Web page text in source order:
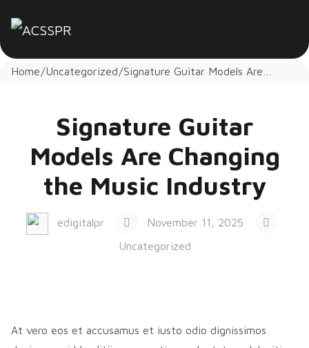
Home Uncategorized Signature Guitar Models Are
Signature Guitar
Models Are Changing
the Music Industry
edigitalpr
November 11, 2025
Uncategorized
At vero eos et accusamus et iusto odio dignissimos